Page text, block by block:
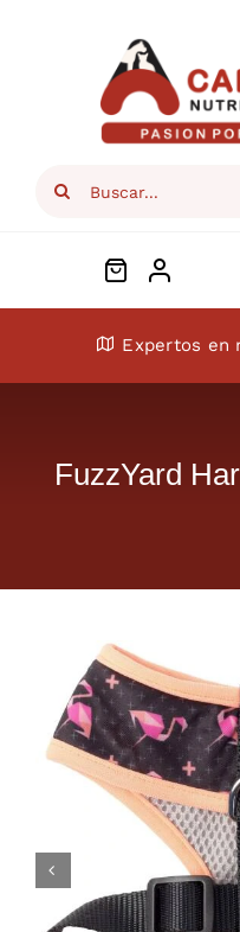
Search
Conócenos
Antiparasitarios
Descanso
Expertos en
FuzzYard